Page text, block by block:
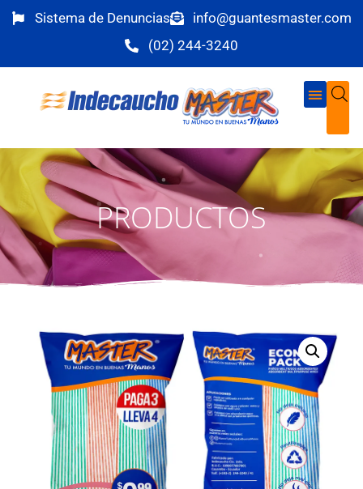
Sistema de Denuncias
info@guantesmaster.com
(02) 244-3240
PRODUCTOS